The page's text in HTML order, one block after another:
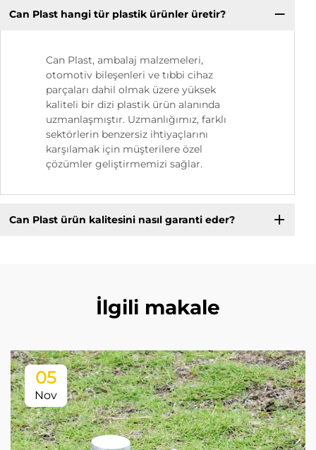
Can Plast hangi tür plastik ürünler üretir?
Can Plast, ambalaj malzemeleri,
otomotiv bileşenleri ve tıbbi cihaz
parçaları dahil olmak üzere yüksek
kaliteli bir dizi plastik ürün alanında
uzmanlaşmıştır. Uzmanlığımız, farklı
sektörlerin benzersiz ihtiyaçlarını
karşılamak için müşterilere özel
çözümler geliştirmemizi sağlar.
Can Plast ürün kalitesini nasıl garanti eder?
İlgili makale
05
Nov